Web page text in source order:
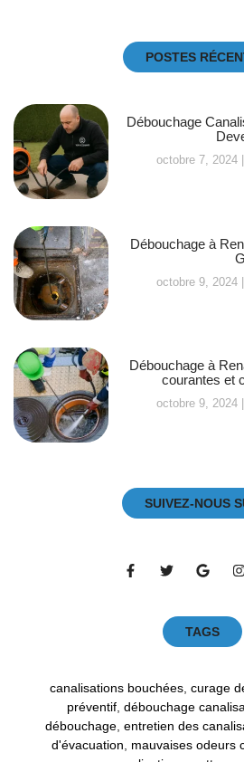
POSTES
Débouchage
octobre 7, 2024
Débouchage à
octobre 9, 2024
Débouchage à
courantes et
octobre 9, 2024
SUIVEZ-NOUS
TAGS
canalisations bouchées, curage
préventif, débouchage
débouchage, entretien des
d'évacuation
mauvaises odeurs